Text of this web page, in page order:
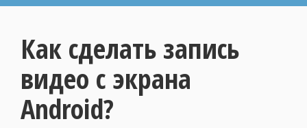
Как сделать запись
видео с экрана
Android?